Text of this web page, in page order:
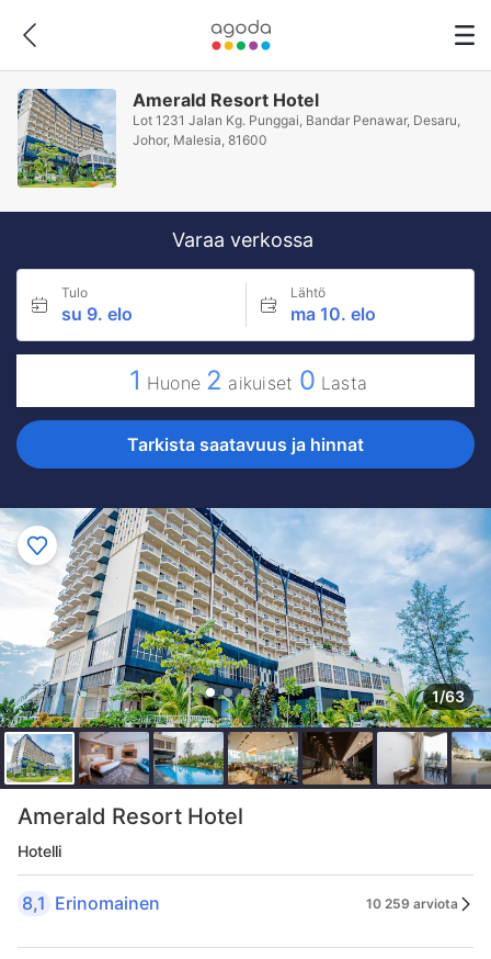
Amerald Resort Hotel
Lot 1231 Jalan Kg. Punggai, Bandar Penawar, Desaru,
Johor, Malesia, 81600
Varaa verkossa
Tulo
su 9. elo
Lähtö
ma 10. elo
1 Huone 2 aikuiset 0 Lasta
Tarkista saatavuus ja hinnat
1/63
Amerald Resort Hotel
Hotelli
8,1 Erinomainen 10 259 arviota